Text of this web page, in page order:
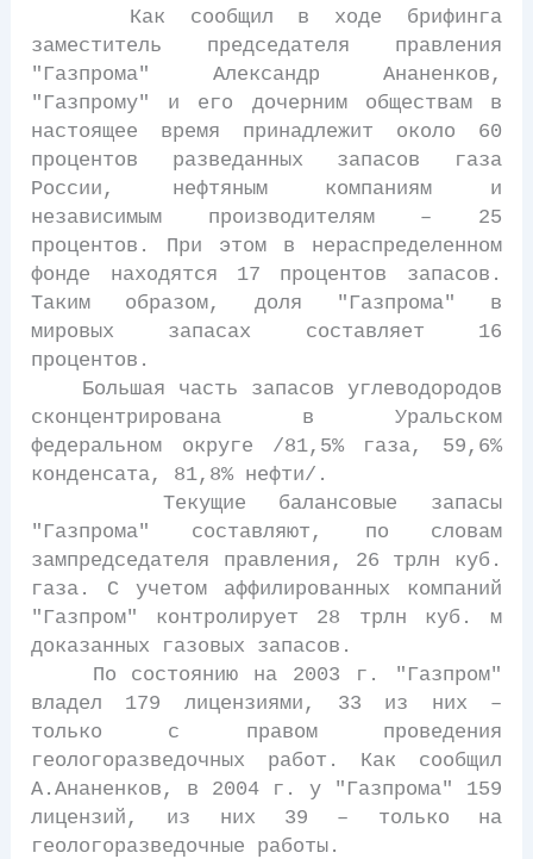
Как сообщил в ходе брифинга
заместитель председателя правления
"Газпрома" Александр Ананенков,
"Газпрому" и его дочерним обществам в
настоящее время принадлежит около 60
процентов разведанных запасов газа
России, нефтяным компаниям и
независимым производителям – 25
процентов. При этом в нераспределенном
фонде находятся 17 процентов запасов.
Таким образом, доля "Газпрома" в
мировых запасах составляет 16
процентов.
Большая часть запасов углеводородов
сконцентрирована в Уральском
федеральном округе /81,5% газа, 59,6%
конденсата, 81,8% нефти/.
Текущие балансовые запасы
"Газпрома" составляют, по словам
зампредседателя правления, 26 трлн куб.
газа. С учетом аффилированных компаний
"Газпром" контролирует 28 трлн куб. м
доказанных газовых запасов.
По состоянию на 2003 г. "Газпром"
владел 179 лицензиями, 33 из них –
только с правом проведения
геологоразведочных работ. Как сообщил
А.Ананенков, в 2004 г. у "Газпрома" 159
лицензий, из них 39 – только на
геологоразведочные работы.